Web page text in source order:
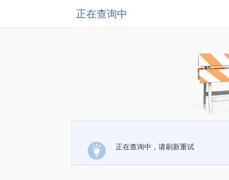
正在查询中
正在查询中，请刷新重试